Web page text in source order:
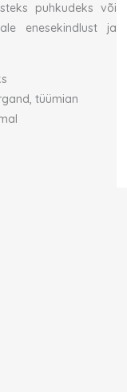
puhkudeks või
enesekindlust ja
tüümian